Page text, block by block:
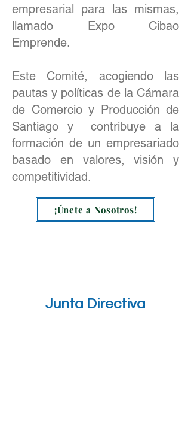
empresarial para las mismas,
llamado Expo Cibao
Emprende.
Este Comité, acogiendo las
pautas y políticas de la Cámara
de Comercio y Producción de
Santiago y contribuye a la
formación de un empresariado
basado en valores, visión y
competitividad.
¡Únete a Nosotros!
Junta Directiva